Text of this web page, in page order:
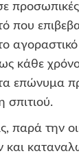
που
κάθε
επώνυμα
σπιτιού.
παρά την
και